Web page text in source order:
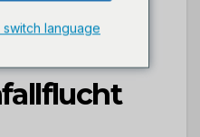
Geklärte
language